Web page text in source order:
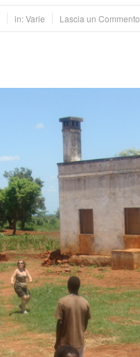
in:Varie Lascia un Commento